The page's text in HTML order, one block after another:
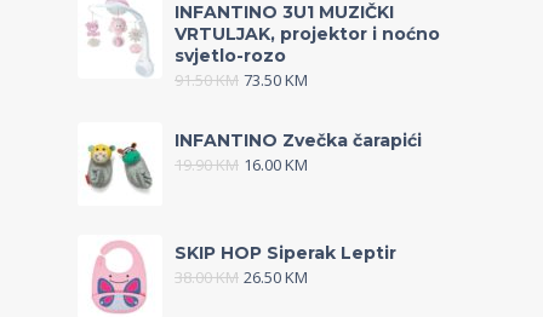
INFANTINO 3U1 MUZIČKI
VRTULJAK, projektor i noćno
svjetlo-rozo
91.50KM 73.50KM
INFANTINO Zvečka čarapići
19.90KM 16.00KM
SKIP HOP Siperak Leptir
38.00KM 26.50KM